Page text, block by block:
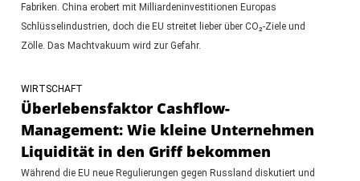
Fabriken. China erobert mit Milliardeninvestitionen Europas
Schlüsselindustrien, doch die EU streitet lieber über CO₂-Ziele und
Zölle. Das Machtvakuum wird zur Gefahr.
WIRTSCHAFT
Überlebensfaktor Cashflow-
Management: Wie kleine Unternehmen
Liquidität in den Griff bekommen
Während die EU neue Regulierungen gegen Russland diskutiert und